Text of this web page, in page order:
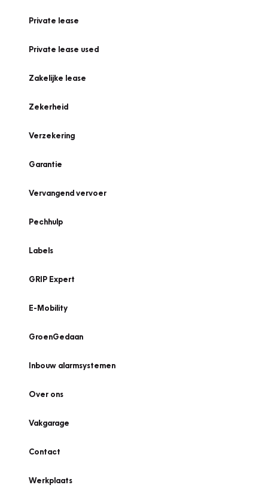
Private lease
Private lease used
Zakelijke lease
Zekerheid
Verzekering
Garantie
Vervangend vervoer
Pechhulp
Labels
GRIP Expert
E-Mobility
GroenGedaan
Inbouw alarmsystemen
Over ons
Vakgarage
Contact
Werkplaats